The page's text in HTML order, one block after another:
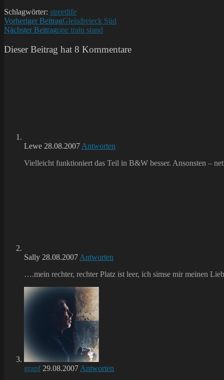
Schlagwörter: streetlife
Weitere
Artikel
ansehen
Vorheriger BeitragGleisdreieck Süd
Nächster Beitragone train stand
Dieser Beitrag hat 8 Kommentare
Lewe 28.08.2007 Antworten
Vielleicht funktioniert das Teil in B&W besser. Ansonsten –
Sally 28.08.2007 Antworten
….mein rechter, rechter Platz ist leer, ich simse mir meinen
grapf 29.08.2007 Antworten